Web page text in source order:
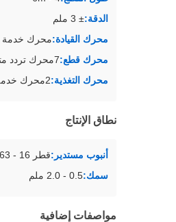
الدقة:± 3 ملم
محرك القيادة:محرك خدمة 11 كيلوواط (YASKAWA، اليابان)
محرك قطع:7محرك تردد متغير بقوة 5 كيلوواط
محرك التغذية:2محرك خدمة بقوة 9 كيلوواط
نطاق الإنتاج
أنبوب مستدير:قطر 16 - 63 ملم
سمك:0.5 - 2.0 ملم
مواصفات إضافية